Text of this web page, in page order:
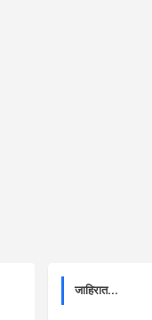
जाहिरात...